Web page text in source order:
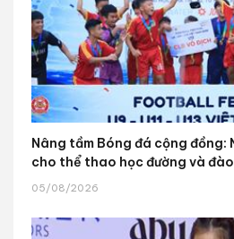
Nâng tầm Bóng đá cộng đồng:
cho thể thao học đường và
05/08/2026